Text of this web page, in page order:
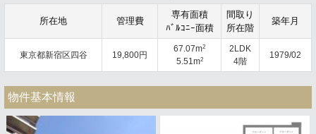
所在地 管理費
専有面積
ﾊﾞﾙｺﾆｰ面積
間取り
所在階
築年月
東京都新宿区四谷 19,800円
67.07m2
5.51m2
2LDK
4階
1979/02
物件基本情報